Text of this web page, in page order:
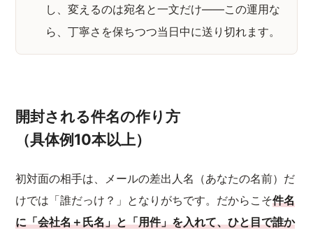
し、変えるのは宛名と一文だけ——この運用な
ら、丁寧さを保ちつつ当日中に送り切れます。
開封される件名の作り方
（具体例10本以上）
初対面の相手は、メールの差出人名（あなたの名前）だ
けでは「誰だっけ？」となりがちです。だからこそ件名
に「会社名＋氏名」と「用件」を入れて、ひと目で誰か